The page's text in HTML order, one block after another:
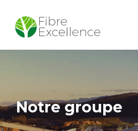
Aller
Notre groupe